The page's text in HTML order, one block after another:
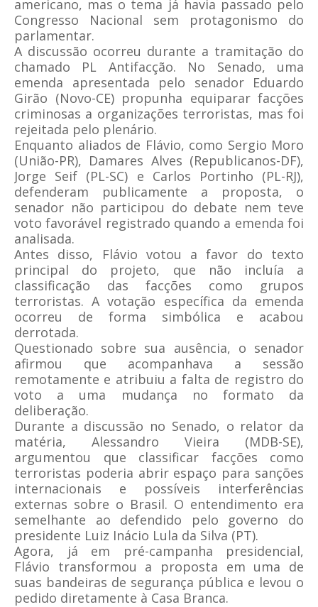
americano, mas o tema já havia passado pelo
Congresso Nacional sem protagonismo do
parlamentar.
A discussão ocorreu durante a tramitação do
chamado PL Antifacção. No Senado, uma
emenda apresentada pelo senador Eduardo
Girão (Novo-CE) propunha equiparar facções
criminosas a organizações terroristas, mas foi
rejeitada pelo plenário.
Enquanto aliados de Flávio, como Sergio Moro
(União-PR), Damares Alves (Republicanos-DF),
Jorge Seif (PL-SC) e Carlos Portinho (PL-RJ),
defenderam publicamente a proposta, o
senador não participou do debate nem teve
voto favorável registrado quando a emenda foi
analisada.
Antes disso, Flávio votou a favor do texto
principal do projeto, que não incluía a
classificação das facções como grupos
terroristas. A votação específica da emenda
ocorreu de forma simbólica e acabou
derrotada.
Questionado sobre sua ausência, o senador
afirmou que acompanhava a sessão
remotamente e atribuiu a falta de registro do
voto a uma mudança no formato da
deliberação.
Durante a discussão no Senado, o relator da
matéria, Alessandro Vieira (MDB-SE),
argumentou que classificar facções como
terroristas poderia abrir espaço para sanções
internacionais e possíveis interferências
externas sobre o Brasil. O entendimento era
semelhante ao defendido pelo governo do
presidente Luiz Inácio Lula da Silva (PT).
Agora, já em pré-campanha presidencial,
Flávio transformou a proposta em uma de
suas bandeiras de segurança pública e levou o
pedido diretamente à Casa Branca.